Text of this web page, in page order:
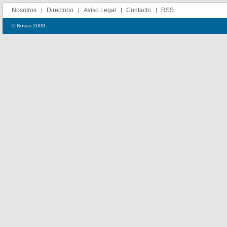
Nosotros Directorio Aviso Legal Contacto RSS
© Novus 2009